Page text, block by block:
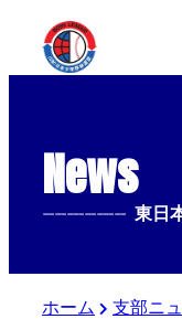
News
-------------- 東日
ホーム 支部ニ